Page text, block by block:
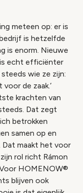
meteen op: er is
is hetzelfde
is enorm. Nieuwe
echt efficiënter
wie ze zijn:
de zaak.’
krachten van
Dat zegt
betrokken
samen op en
Dat maakt het voor
rol richt Rámon
HOMENOW®
blijven ook